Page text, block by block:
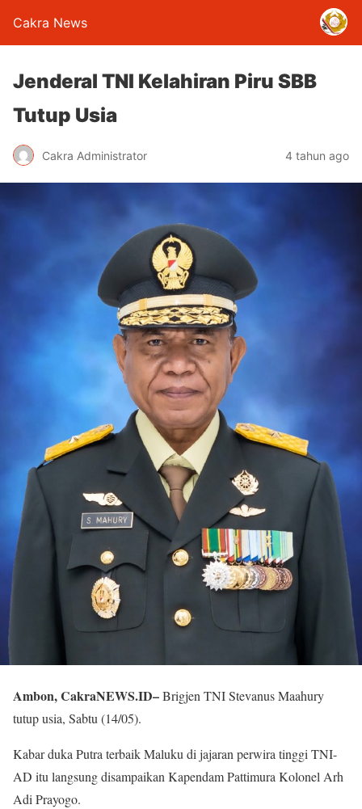
Cakra News
Jenderal TNI Kelahiran Piru SBB
Tutup Usia
Cakra Administrator 4 tahun ago
Ambon, CakraNEWS.ID–Brigjen TNI Stevanus Maahury
tutup usia, Sabtu (14/05).
Kabar duka Putra terbaik Maluku di jajaran perwira tinggi TNI-
AD itu langsung disampaikan Kapendam Pattimura Kolonel Arh
Adi Prayogo.